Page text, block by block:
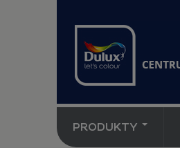
PRODUKTY